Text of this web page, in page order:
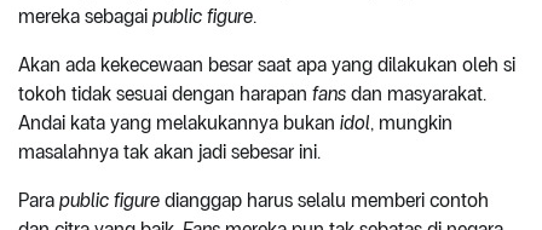
mereka sebagai public figure.
Akan ada kekecewaan besar saat apa yang dilakukan oleh si
tokoh tidak sesuai dengan harapan fans dan masyarakat.
Andai kata yang melakukannya bukan idol, mungkin
masalahnya tak akan jadi sebesar ini.
Para public figure dianggap harus selalu memberi contoh